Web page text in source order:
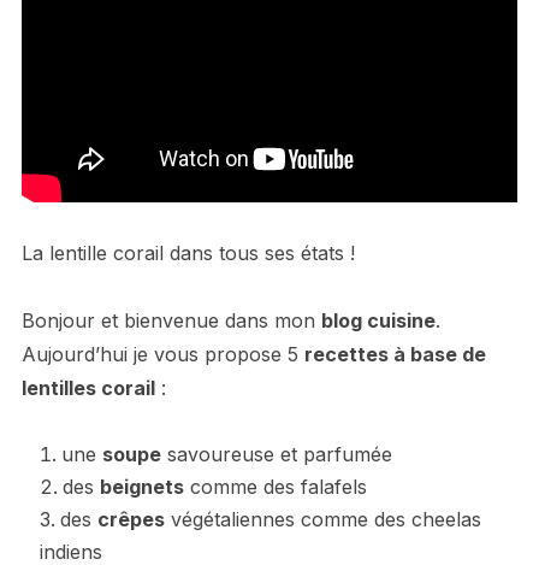
La lentille corail dans tous ses états !
Bonjour et bienvenue dans mon blog cuisine.
Aujourd’hui je vous propose 5 recettes à base de
lentilles corail:
une soupesavoureuse et parfumée
des beignetscomme des falafels
des crêpesvégétaliennes comme des cheelas
indiens